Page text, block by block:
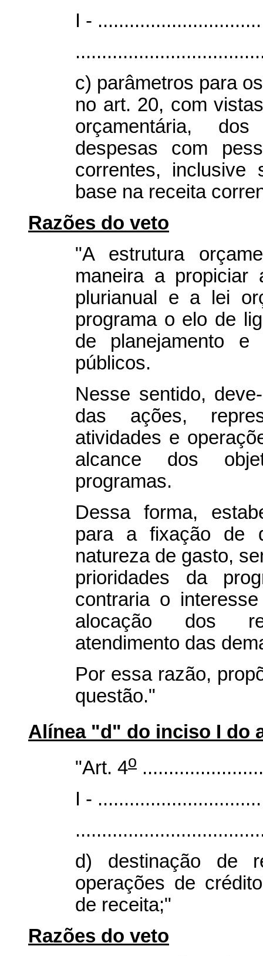
I -
c) parâmetros para
no art. 20, com
orçamentária,
despesas com
correntes, inclusive
base na receita
Razões do veto
"A estrutura
maneira a propiciar
plurianual e a lei
programa o elo de
de planejamento
públicos.
Nesse sentido,
das ações,
atividades e
alcance dos
programas.
Dessa forma,
para a fixação de
natureza de gasto,
prioridades da
contraria o
alocação dos
atendimento das
Por essa razão,
questão."
Alínea "d" do inciso I do
"Art. 4o
I -
d) destinação de
operações de
de receita;"
Razões do veto